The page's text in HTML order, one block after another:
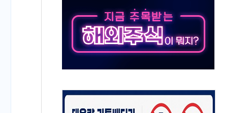
량 3대·건물 1동 전소
10년 이상…리뉴얼이 경쟁력 가른다
병호 구속적부심 기각